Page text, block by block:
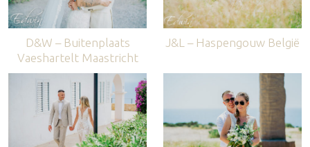
D&W – Buitenplaats
Vaeshartelt Maastricht
J&L – Haspengouw België